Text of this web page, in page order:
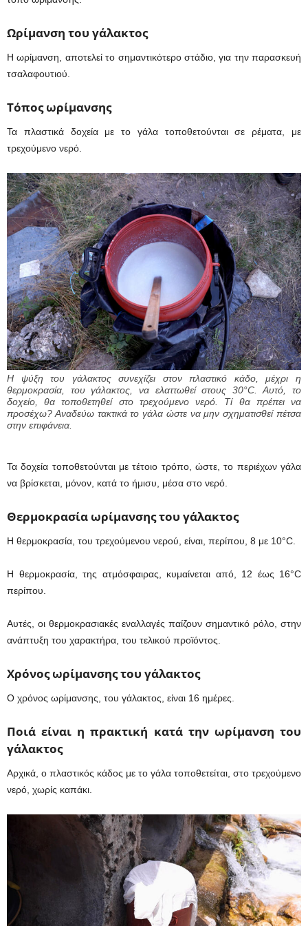
Ωρίμανση του γάλακτος
Η ωρίμανση, αποτελεί το σημαντικότερο στάδιο, για την παρασκευή
τσαλαφουτιού.
Τόπος ωρίμανσης
Τα πλαστικά δοχεία με το γάλα τοποθετούνται σε ρέματα, με
τρεχούμενο νερό.
Η ψύξη του γάλακτος συνεχίζει στον πλαστικό κάδο, μέχρι η
θερμοκρασία, του γάλακτος, να ελαττωθεί στους 30°C. Αυτό, το
δοχείο, θα τοποθετηθεί στο τρεχούμενο νερό. Τί θα πρέπει να
προσέχω? Αναδεύω τακτικά το γάλα ώστε να μην σχηματισθεί πέτσα
στην επιφάνεια.
Τα δοχεία τοποθετούνται με τέτοιο τρόπο, ώστε, το περιέχων γάλα
να βρίσκεται, μόνον, κατά το ήμισυ, μέσα στο νερό.
Θερμοκρασία ωρίμανσης του γάλακτος
Η θερμοκρασία, του τρεχούμενου νερού, είναι, περίπου, 8 με 10°C.
Η θερμοκρασία, της ατμόσφαιρας, κυμαίνεται από, 12 έως 16°C
περίπου.
Αυτές, οι θερμοκρασιακές εναλλαγές παίζουν σημαντικό ρόλο, στην
ανάπτυξη του χαρακτήρα, του τελικού προϊόντος.
Χρόνος ωρίμανσης του γάλακτος
Ο χρόνος ωρίμανσης, του γάλακτος, είναι 16 ημέρες.
Ποιά είναι η πρακτική κατά την ωρίμανση του
γάλακτος
Αρχικά, ο πλαστικός κάδος με το γάλα τοποθετείται, στο τρεχούμενο
νερό, χωρίς καπάκι.